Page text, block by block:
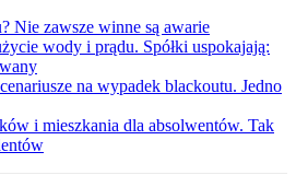
Nie zawsze winne są awarie
wody i prądu. Spółki uspokajają:
na wypadek blackoutu. Jedno
i mieszkania dla absolwentów. Tak